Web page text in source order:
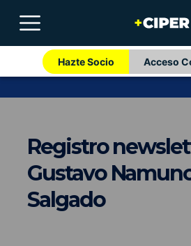
Hazte Socio Acceso
Registro
Gustavo
Salgado